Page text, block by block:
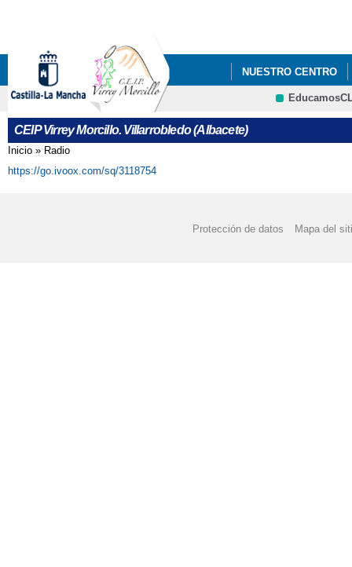
NUESTRO CENTRO
AGENDA 2030
CEIP Virrey Morcillo. Villarrobledo (Albacete)
Se encuentra usted aquí
Inicio » Radio
https://go.ivoox.com/sq/3118754
Protección de datos Mapa del